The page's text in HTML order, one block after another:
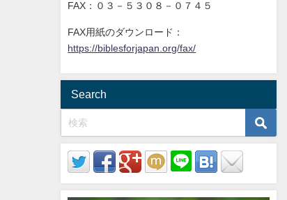
FAX：０３－５３０８－０７４５
FAX用紙のダウンロード：
https://biblesforjapan.org/fax/
Search